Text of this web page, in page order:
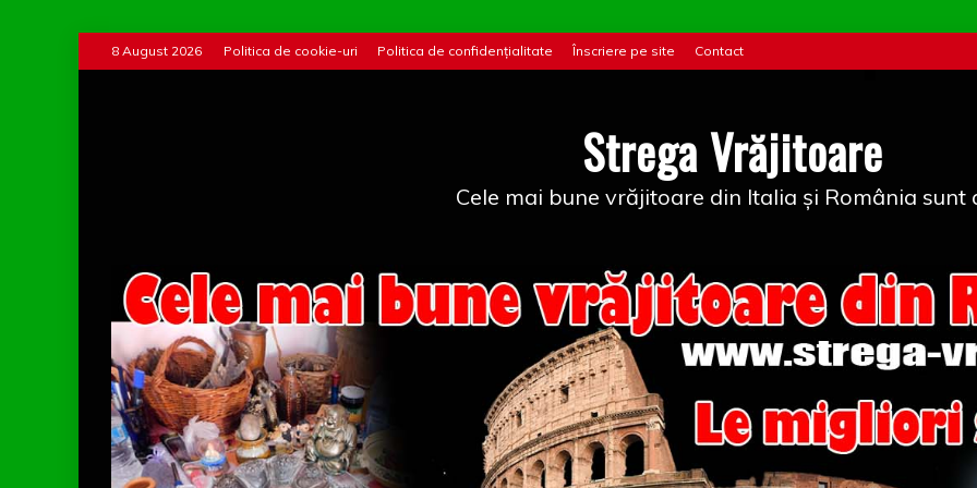
to
8 August 2026 Politica de cookie-uri Politica de confidențialitate Înscriere pe site Contact
Strega Vrăjitoare
Cele mai bune vrăjitoare din Italia și România sunt